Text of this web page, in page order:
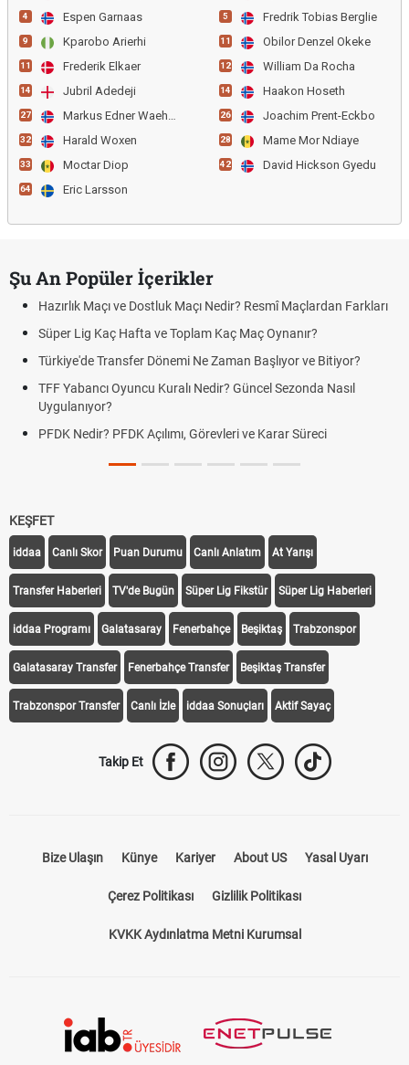
4 Espen Garnaas
9 Kparobo Arierhi
11 Frederik Elkaer
14 Jubril Adedeji
27 Markus Edner Waehler
32 Harald Woxen
33 Moctar Diop
64 Eric Larsson
5 Fredrik Tobias Berglie
11 Obilor Denzel Okeke
12 William Da Rocha
14 Haakon Hoseth
26 Joachim Prent-Eckbo
28 Mame Mor Ndiaye
42 David Hickson Gyedu
Şu An Popüler İçerikler
Hazırlık Maçı ve Dostluk Maçı Nedir? Resmî Maçlardan Farkları
Süper Lig Kaç Hafta ve Toplam Kaç Maç Oynanır?
Türkiye'de Transfer Dönemi Ne Zaman Başlıyor ve Bitiyor?
TFF Yabancı Oyuncu Kuralı Nedir? Güncel Sezonda Nasıl
Uygulanıyor?
PFDK Nedir? PFDK Açılımı, Görevleri ve Karar Süreci
KEŞFET
iddaa Canlı Skor Puan Durumu Canlı Anlatım At Yarışı
Transfer Haberleri TV'de Bugün Süper Lig Fikstür Süper Lig Haberleri
iddaa Programı Galatasaray Fenerbahçe Beşiktaş Trabzonspor
Galatasaray Transfer Fenerbahçe Transfer Beşiktaş Transfer
Trabzonspor Transfer Canlı İzle iddaa Sonuçları Aktif Sayaç
Takip Et
Bize Ulaşın Künye Kariyer About US Yasal Uyarı
Çerez Politikası Gizlilik Politikası
KVKK Aydınlatma Metni Kurumsal